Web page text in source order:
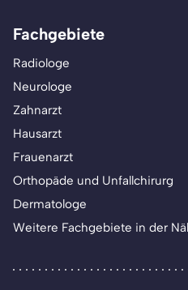
Fachgebiete
Radiologe
Neurologe
Zahnarzt
Hausarzt
Frauenarzt
Orthopäde und Unfallchirurg
Dermatologe
Weitere Fachgebiete in der